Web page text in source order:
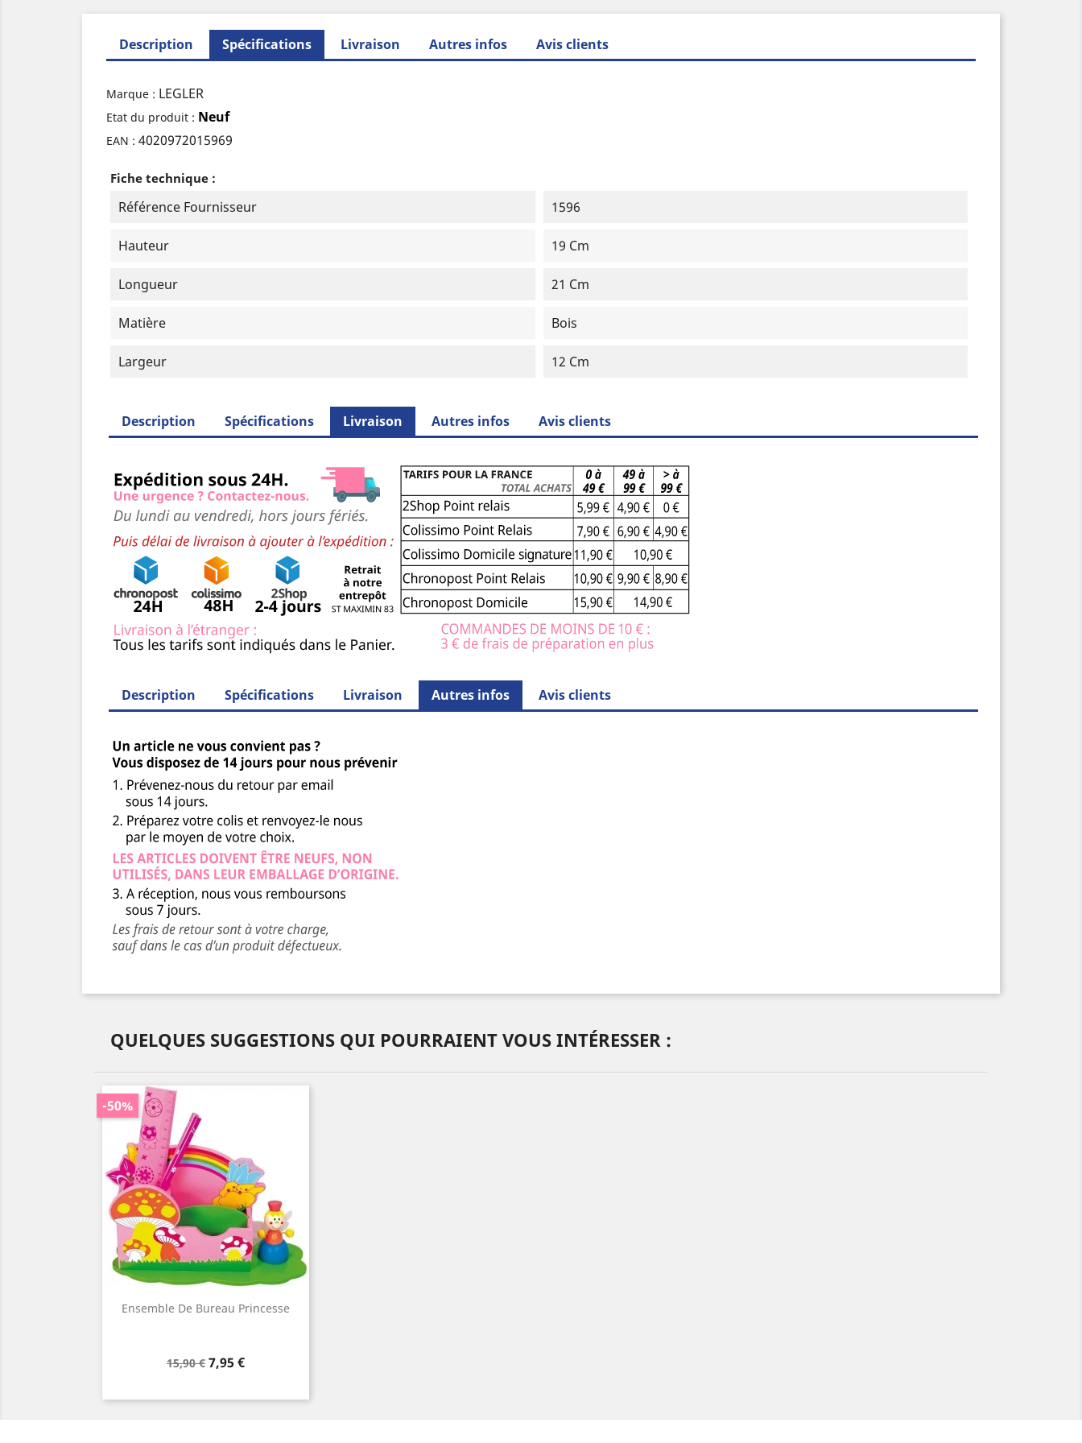
Description Spécifications Livraison Autres infos Avis clients
Marque : LEGLER
Etat du produit : Neuf
EAN : 4020972015969
Fiche technique :
Référence Fournisseur 1596
Hauteur 19 Cm
Longueur 21 Cm
Matière Bois
Largeur 12 Cm
Description Spécifications Livraison Autres infos Avis clients
Description Spécifications Livraison Autres infos Avis clients
QUELQUES SUGGESTIONS QUI POURRAIENT VOUS INTÉRESSER :
Ensemble De Bureau Princesse
Prix
15,90 €
-50%
Prix
7,95 €